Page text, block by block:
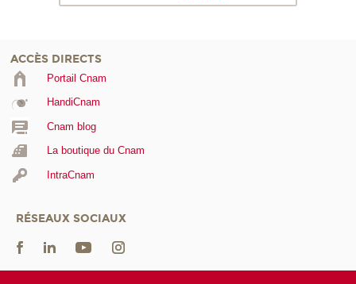
ACCÈS DIRECTS
Portail Cnam
HandiCnam
Cnam blog
La boutique du Cnam
IntraCnam
RÉSEAUX SOCIAUX